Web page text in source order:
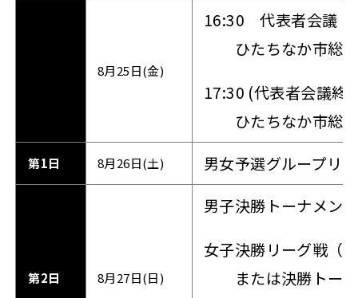
8月25日(金)
16:30 代表者会議
ひたちなか市総合
17:30 (代表者会議終
ひたちなか市総合
第1日 8月26日(土) 男女予選グループリ
第2日 8月27日(日)
男子決勝トーナメン
女子決勝リーグ戦（
または決勝トーナ